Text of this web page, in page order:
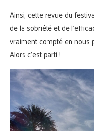
Ainsi, cette revue du
de la sobriété et de
vraiment compté en nous
Alors c’est parti !